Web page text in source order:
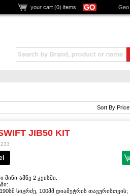
your cart (0) items Geo
Sort By Price
JIB50 KIT
მინი-ამწე 2 კეისში.
სიგრძე, 100მმ დიამეტრის თავურისთვის;